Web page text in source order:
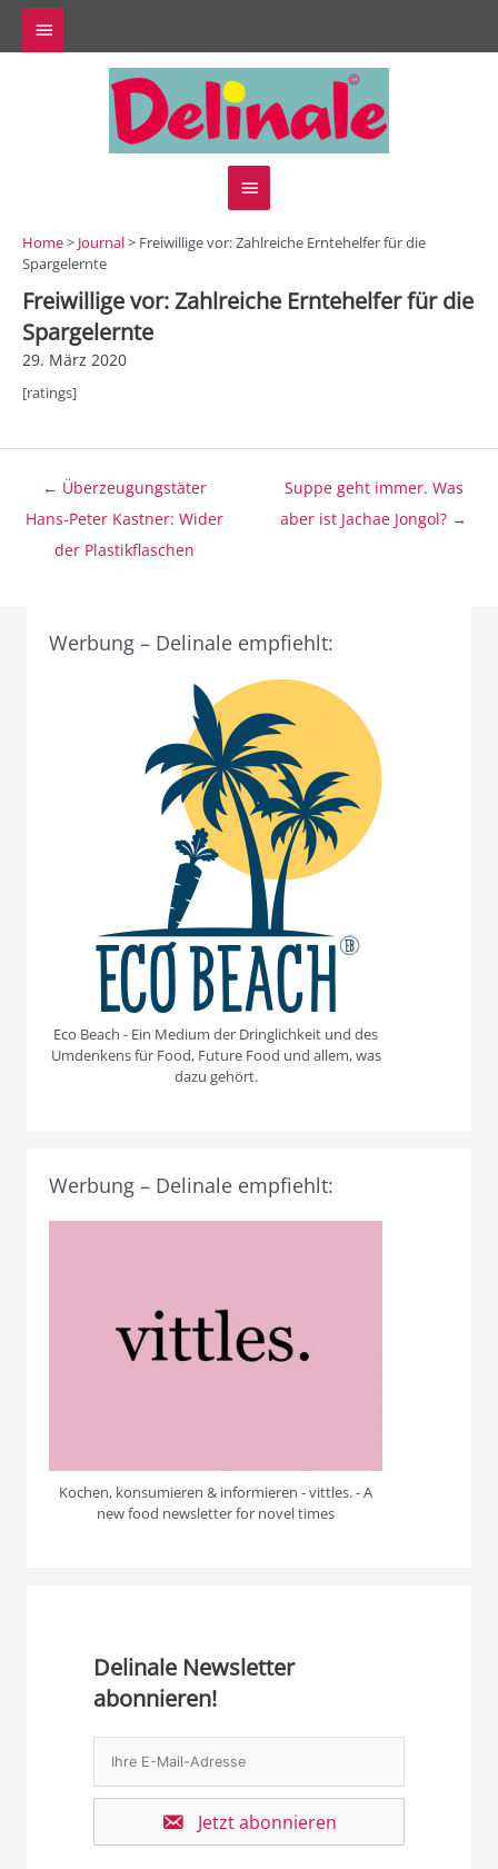
Zum
Inhalt
springen
Above
Hauptmenü
Home> Journal> Freiwillige vor: Zahlreiche Erntehelfer für die
Spargelernte
Freiwillige vor: Zahlreiche Erntehelfer für die
Spargelernte
29. März 2020
[ratings]
Beitragsnavigation
← Überzeugungstäter
Hans-Peter Kastner: Wider
der Plastikflaschen
Suppe geht immer. Was
aber ist Jachae Jongol? →
Werbung – Delinale empfiehlt:
Eco Beach - Ein Medium der Dringlichkeit und des
Umdenkens für Food, Future Food und allem, was
dazu gehört.
Werbung – Delinale empfiehlt:
Kochen, konsumieren & informieren - vittles. - A
new food newsletter for novel times
Delinale Newsletter
abonnieren!
Jetzt abonnieren